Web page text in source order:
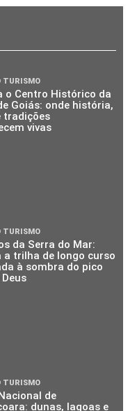
TURISMO
o Centro Histórico da
Goiás: onde história,
tradições
vivas
TURISMO
da Serra do Mar:
a trilha de longo curso
à sombra do pico
Deus
TURISMO
de
dunas, lagoas e